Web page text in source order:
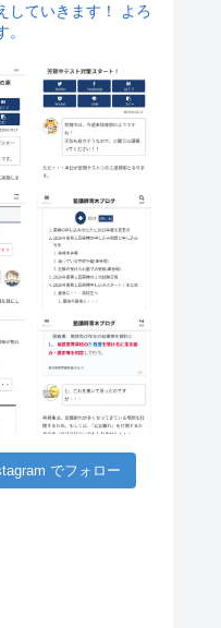
していきます！
よろ
でフォロー